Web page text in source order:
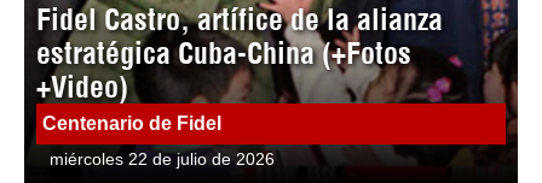
Fidel Castro, artífice de la alianza
estratégica Cuba-China (+Fotos
+Video)
Centenario de Fidel
miércoles 22 de julio de 2026